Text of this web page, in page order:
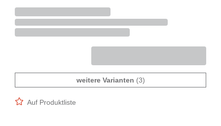
weitere Varianten (3)
Auf Produktliste